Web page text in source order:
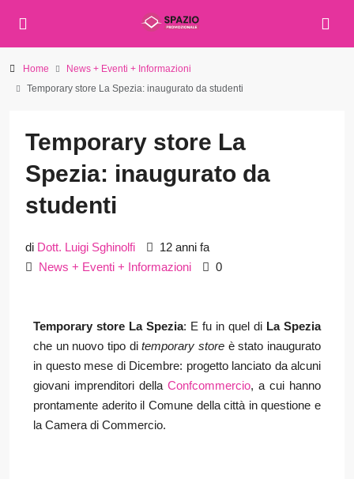
Home
News + Eventi + Informazioni
Temporary store La Spezia: inaugurato da studenti
Temporary store La
Spezia: inaugurato da
studenti
di Dott. Luigi Sghinolfi
12 anni fa
News + Eventi + Informazioni
0
Temporary store La Spezia: E fu in quel di La Spezia
che un nuovo tipo ditemporary store è stato inaugurato
in questo mese di Dicembre: progetto lanciato da alcuni
giovani imprenditori della Confcommercio, a cui hanno
prontamente aderito il Comune della città in questione e
la Camera di Commercio.